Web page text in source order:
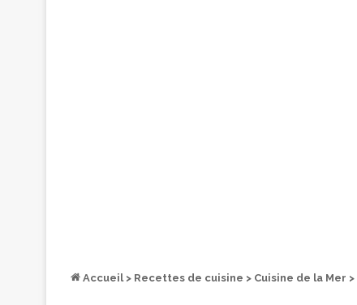
Accueil > Recettes de cuisine > Cuisine de la Mer >